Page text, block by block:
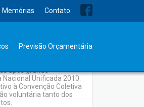
Memórias Contato
Previsão Orçamentária
após grande
Unificada 2010.
à Convenção Coletiva
voluntária tanto dos